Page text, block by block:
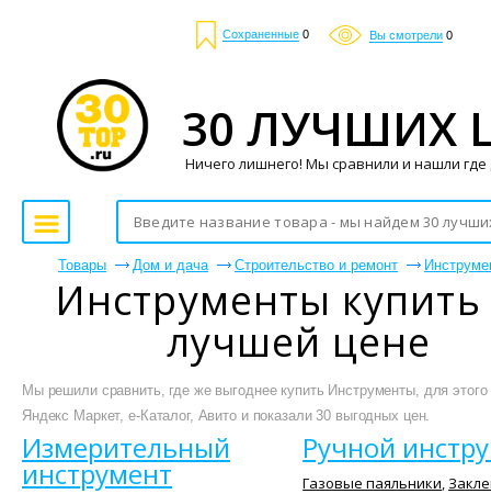
Сохраненные 0 Вы смотрели 0
Товары Дом и дача Строительство и ремонт
Инструменты
лучшей цене
Мы решили сравнить, где же выгоднее купить Инструменты, для
Яндекс Маркет, е-Каталог, Авито и показали 30 выгодных цен.
Измерительный
инструмент
Ручной
Газовые паяльники,
30 ЛУЧШИХ
Ничего лишнего! Мы сравнили и нашли